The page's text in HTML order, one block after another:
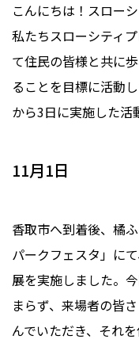
こんにちは！スロー
私たちスローシティ
て住民の皆様と共に
ることを目標に活動
から3日に実施した活
11月1日
香取市へ到着後、橘
パークフェスタ」に
展を実施しました。
まらず、来場者の皆
んでいただき、それ